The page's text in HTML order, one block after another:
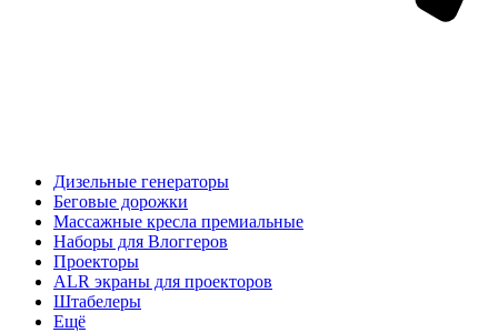
Дизельные генераторы
Беговые дорожки
Массажные кресла премиальные
Наборы для Влоггеров
Проекторы
ALR экраны для проекторов
Штабелеры
Ещё